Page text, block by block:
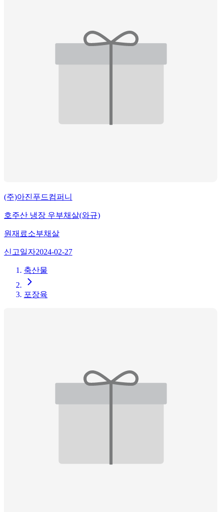
(주)아진푸드컴퍼니
호주산 냉장 우부채살(와규)
원재료소부채살
신고일자2024-02-27
축산물
포장육